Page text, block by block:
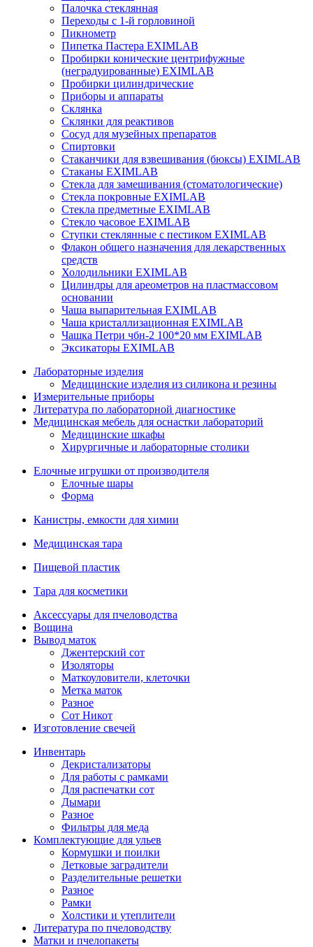
Палочка стеклянная
Переходы с 1-й горловиной
Пикнометр
Пипетка Пастера EXIMLAB
Пробирки конические центрифужные
(неградуированные) EXIMLAB
Пробирки цилиндрические
Приборы и аппараты
Склянка
Склянки для реактивов
Сосуд для музейных препаратов
Спиртовки
Стаканчики для взвешивания (бюксы) EXIMLAB
Стаканы EXIMLAB
Стекла для замешивания (стоматологические)
Стекла покровные EXIMLAB
Стекла предметные EXIMLAB
Стекло часовое EXIMLAB
Ступки стеклянные с пестиком EXIMLAB
Флакон общего назначения для лекарственных
средств
Холодильники EXIMLAB
Цилиндры для ареометров на пластмассовом
основании
Чаша выпарительная EXIMLAB
Чаша кристаллизационная EXIMLAB
Чашка Петри чбн-2 100*20 мм EXIMLAB
Эксикаторы EXIMLAB
Лабораторные изделия
Медицинские изделия из силикона и резины
Измерительные приборы
Литература по лабораторной диагностике
Медицинская мебель для оснастки лабораторий
Медицинские шкафы
Хирургичные и лабораторные столики
Елочные игрушки от производителя
Елочные шары
Форма
Канистры, емкости для химии
Медицинская тара
Пищевой пластик
Тара для косметики
Аксессуары для пчеловодства
Вощина
Вывод маток
Джентерский сот
Изоляторы
Маткоуловители, клеточки
Метка маток
Разное
Сот Никот
Изготовление свечей
Инвентарь
Декристализаторы
Для работы с рамками
Для распечатки сот
Дымари
Разное
Фильтры для меда
Комплектующие для ульев
Кормушки и поилки
Летковые заградители
Разделительные решетки
Разное
Рамки
Холстики и утеплители
Литература по пчеловодству
Матки и пчелопакеты